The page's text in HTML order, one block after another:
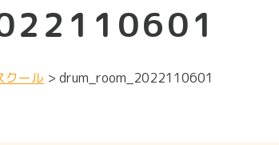
クール > drum_room_2022110601